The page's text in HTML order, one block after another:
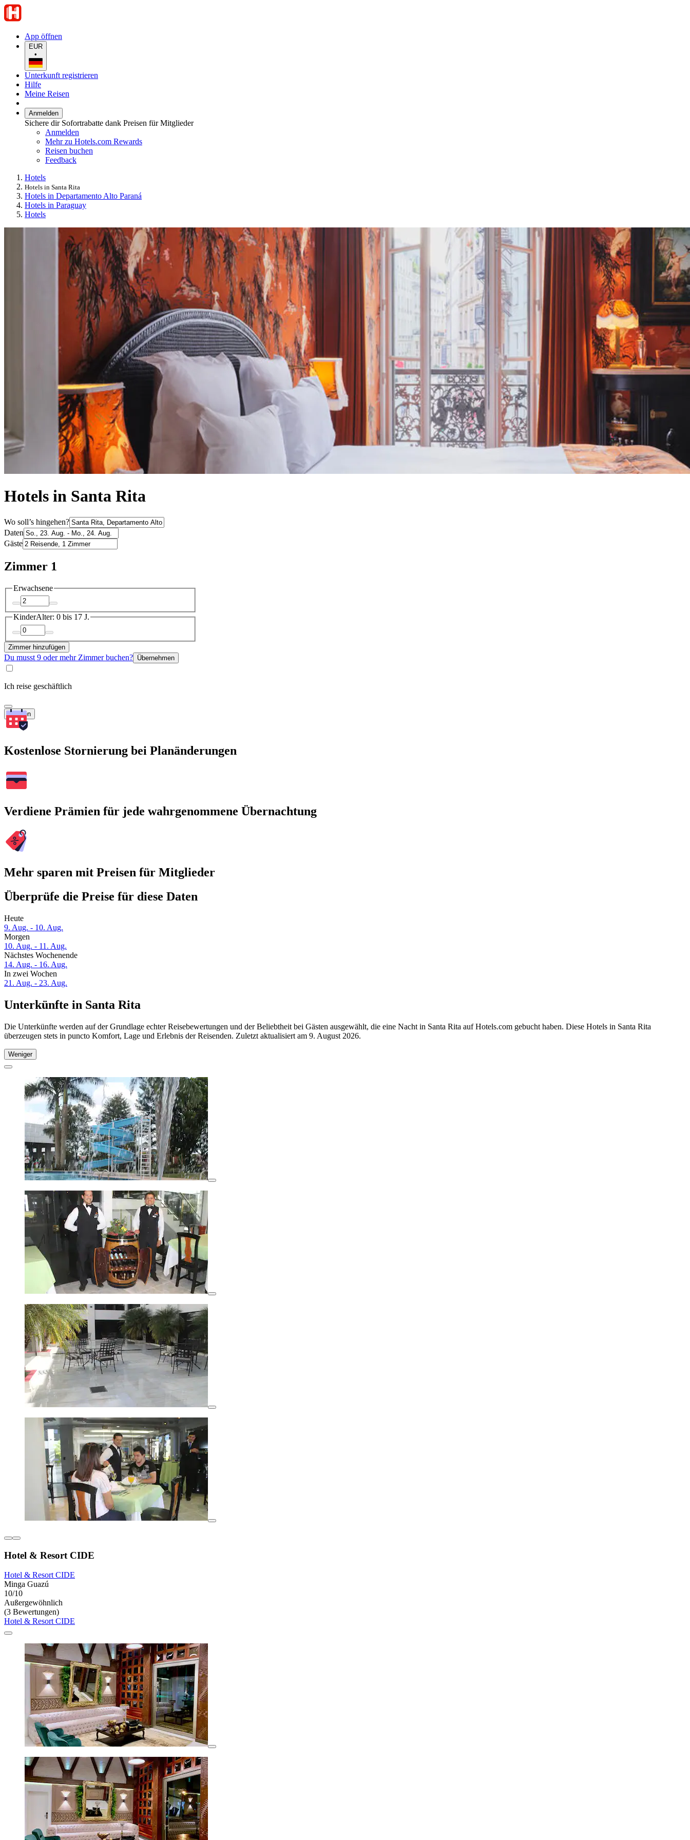
App öffnen
EUR
•
Unterkunft registrieren
Hilfe
Meine Reisen
Anmelden
Sichere dir Sofortrabatte dank Preisen für Mitglieder
Anmelden
Mehr zu Hotels.com Rewards
Reisen buchen
Feedback
Hotels
Hotels in Santa Rita
Hotels in Departamento Alto Paraná
Hotels in Paraguay
Hotels
Hotels in Santa Rita
Wo soll’s hingehen?
Daten
Gäste
Zimmer 1
Erwachsene
KinderAlter: 0 bis 17 J.
Zimmer hinzufügen
Du musst 9 oder mehr Zimmer buchen? Übernehmen
Ich reise geschäftlich
Suchen
Kostenlose Stornierung bei Planänderungen
Verdiene Prämien für jede wahrgenommene Übernachtung
Mehr sparen mit Preisen für Mitglieder
Überprüfe die Preise für diese Daten
Heute
9. Aug. - 10. Aug.
Morgen
10. Aug. - 11. Aug.
Nächstes Wochenende
14. Aug. - 16. Aug.
In zwei Wochen
21. Aug. - 23. Aug.
Unterkünfte in Santa Rita
Die Unterkünfte werden auf der Grundlage echter Reisebewertungen und der Beliebtheit bei Gästen ausgewählt, die eine Nacht in Santa Rita auf Hotels.com gebucht haben. Diese Hotels in Santa Rita
überzeugen stets in puncto Komfort, Lage und Erlebnis der Reisenden. Zuletzt aktualisiert am 9. August 2026.
Weniger
Hotel & Resort CIDE
Hotel & Resort CIDE
Minga Guazú
10/10
Außergewöhnlich
(3 Bewertungen)
Hotel & Resort CIDE